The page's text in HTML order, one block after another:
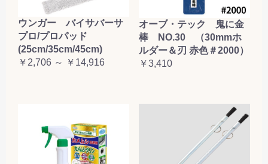
お買い物を続ける カートへ進む
ウンガー バイサバーサ
プロ/プロパッド
(25cm/35cm/45cm)
￥2,706 ～ ￥14,916
オーブ・テック 鬼に金
棒 NO.30 （30mmホ
ルダー＆刃 赤色＃2000）
￥3,410